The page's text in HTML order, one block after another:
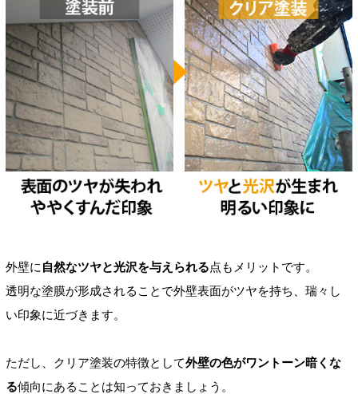
外壁に 自然なツヤと光沢を与えられる点もメリットです。
透明な塗膜が形成されることで外壁表面がツヤを持ち、瑞々し
い印象に近づきます。
ただし、クリア塗装の特徴として外壁の色がワントーン暗くな
る傾向にあることは知っておきましょう。